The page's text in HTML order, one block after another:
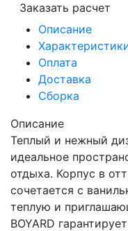
Заказать расчет
Описание
Оплата
Доставка
Сборка
Описание
Теплый и нежный
идеальное
отдыха. Корпус в
сочетается с
теплую и
BOYARD